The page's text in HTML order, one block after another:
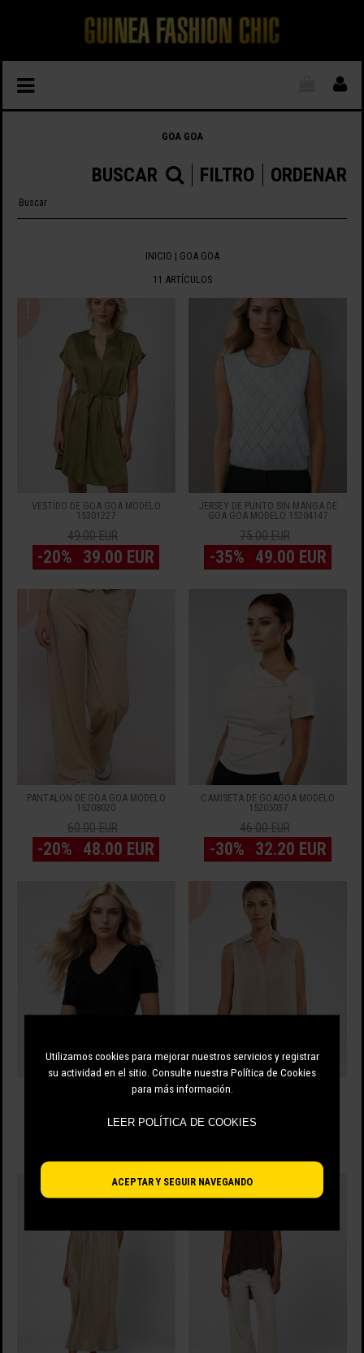
Utilizamos cookies para mejorar nuestros servicios y registrar
su actividad en el sitio. Consulte nuestra Política de Cookies
para más información.
ACEPTAR Y SEGUIR NAVEGANDO
GOA GOA
ORDENAR
FILTRO
BUSCAR
INICIO | GOA GOA
11 ARTÍCULOS
VESTIDO DE GOA GOA MODELO
15301227
49.00 EUR
-20% 39.00 EUR
JERSEY DE PUNTO SIN MANGA DE
GOA GOA MODELO 15204147
75.00 EUR
-35% 49.00 EUR
PANTALÓN DE GOA GOA MODELO
15208020
60.00 EUR
-20% 48.00 EUR
CAMISETA DE GOAGOA MODELO
15205037
46.00 EUR
-30% 32.20 EUR
JERSEY DE GOA GOA MODELO
45.00 EUR
TOP DE GOA GOA MODELO
50.00 EUR
LEER POLÍTICA DE COOKIES